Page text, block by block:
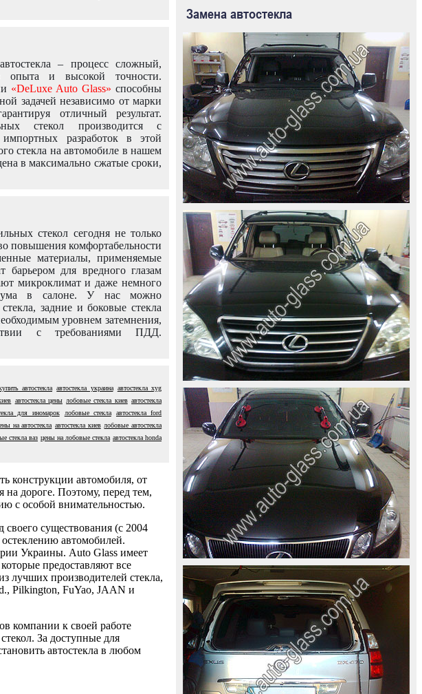
– процесс сложный,
опыта и высокой точности.
«DeLuxe Auto Glass» способны
задачей независимо от марки
отличный результат.
стекол производится с
разработок в этой
стекла на автомобиле в нашем
в максимально сжатые сроки,
стекол сегодня не только
повышения комфортабельности
материалы, применяемые
барьером для вредного глазам
микроклимат и даже немного
в салоне. У нас можно
задние и боковые стекла
уровнем затемнения,
с требованиями ПДД.
автостекла автостекла украина автостекла xyg
автостекла цены лобовые стекла киев автостекла
для иномарок лобовые стекла
автостекла ford
на автостекла автостекла киев лобовые автостекла
стекла ваз цены на лобовые стекла автостекла honda
конструкции автомобиля, от
на дороге. Поэтому, перед тем,
с особой внимательностью.
существования (с 2004
автомобилей.
Украины. Auto Glass имеет
предоставляют все
лучших производителей стекла,
Pilkington, FuYao, JAAN и
компании к своей работе
За доступные для
автостекла в любом
Замена автостекла